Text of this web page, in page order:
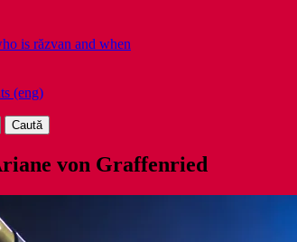
is răzvan and when
(eng)
von Graffenried